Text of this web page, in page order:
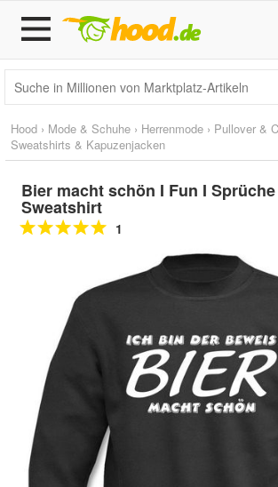
Hood › Mode & Schuhe › Herrenmode › Pullover &
Sweatshirts & Kapuzenjacken
Bier macht schön I Fun I
Sweatshirt
1